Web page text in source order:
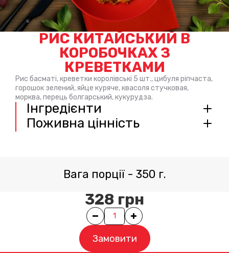
РИС КИТАЙСЬКИЙ В
КОРОБОЧКАХ З
КРЕВЕТКАМИ
Рис басматі, креветки королівські 5 шт., цибуля ріпчаста,
горошок зелений, яйце куряче, квасоля стучковая,
морква, перець болгарський, кукурудза.
Інгредієнти
Поживна цінність
Вага порції - 350 г.
328 грн
Quantity
Замовити